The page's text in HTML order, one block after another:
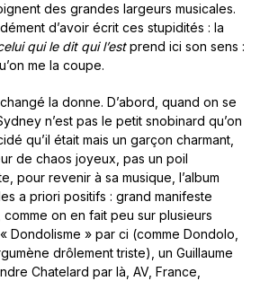
des grandes largeurs musicales.
d’avoir écrit ces stupidités : la
qui le dit qui l’estprend ici son sens :
me la coupe.
la donne. D’abord, quand on se
n’est pas le petit snobinard qu’on
qu’il était mais un garçon charmant,
de chaos joyeux, pas un poil
pour revenir à sa musique, l’album
a priori positifs : grand manifeste
comme on en fait peu sur plusieurs
Dondolisme » par ci (comme Dondolo,
drôlement triste), un Guillaume
Chatelard par là, AV, France,